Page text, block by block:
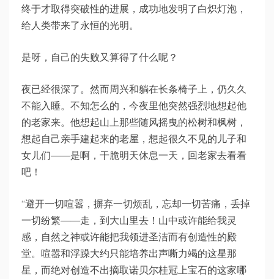
终于才取得突破性的进展，成功地发明了白炽灯泡，
给人类带来了永恒的光明。
是呀，自己的失败又算得了什么呢？
夜已经很深了。然而周兴和躺在长条椅子上，仍久久
不能入睡。不知怎么的，今夜里他突然强烈地想起他
的老家来。他想起山上那些随风摇曳的松树和枫树，
想起自己亲手建起来的老屋，想起很久不见的儿子和
女儿们——是啊，干脆明天休息一天，回老家去看看
吧！
“避开一切喧嚣，摒弃一切烦乱，忘却一切苦痛，丢掉
一切纷繁——走，到大山里去！山中或许能给我灵
感，自然之神或许能把我领进圣洁而有创造性的殿
堂。喧嚣和浮躁大约只能培养出声嘶力竭的这星那
星，而绝对创造不出摘取诺贝尔桂冠上宝石的这家哪